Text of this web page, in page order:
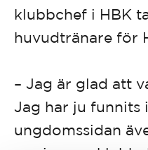
klubbchef i HBK
huvudtränare för
– Jag är glad att
Jag har ju funnits
ungdomssidan